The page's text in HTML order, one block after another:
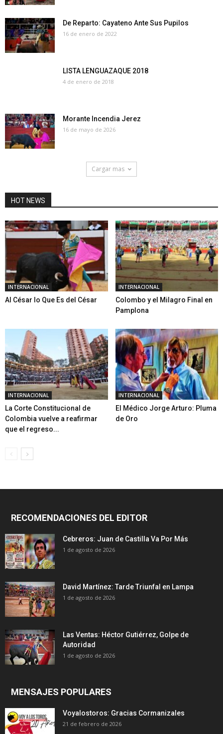
De Reparto: Cayateno Ante Sus Pupilos
16 de enero de 2022
LISTA LENGUAZAQUE 2018
4 de enero de 2018
Morante Incendia Jerez
16 de mayo de 2026
Cargar mas
HOT NEWS
INTERNACIONAL
Al César lo Que Es del César
INTERNACIONAL
Colombo y el Milagro Final en
Pamplona
INTERNACIONAL
La Corte Constitucional de
Colombia vuelve a reafirmar
que el regreso...
INTERNACIONAL
El Médico Jorge Arturo: Pluma
de Oro
RECOMENDACIONES DEL EDITOR
Cebreros: Juan de Castilla Va Por Más
1 de agosto de 2026
David Martínez: Tarde Triunfal en Lampa
1 de agosto de 2026
Las Ventas: Héctor Gutiérrez, Golpe de
Autoridad
1 de agosto de 2026
MENSAJES POPULARES
Voyalostoros: Gracias Cormanizales
21 de febrero de 2026